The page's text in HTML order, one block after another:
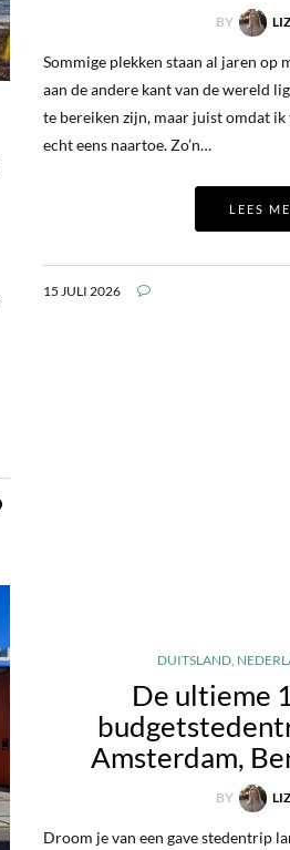
BY
Sommige plekken staan al jaren op
aan de andere kant van de wereld
te bereiken zijn, maar juist omdat
echt eens naartoe. Zo’n…
LEES
15 JULI 2026
DUITSLAND,
De ultieme
Amsterdam,
BY
Droom je van een gave stedentrip